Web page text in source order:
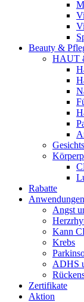
Beauty &
HAUT
Rabatte
Anwendungen
Angst
Kann
Krebs
ADHS
Zertifikate
Aktion